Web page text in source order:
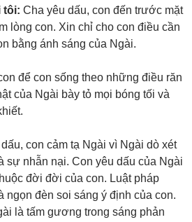
tôi: Cha yêu dấu, con đến trước mặt
lòng con. Xin chỉ cho con điều cần
bằng ánh sáng của Ngài.
để con sống theo những điều răn
của Ngài bày tỏ mọi bóng tối và
con cảm tạ Ngài vì Ngài dò xét
sự nhẫn nại. Con yêu dấu của Ngài
đời đời của con. Luật pháp
ngọn đèn soi sáng ý định của con.
là tấm gương trong sáng phản